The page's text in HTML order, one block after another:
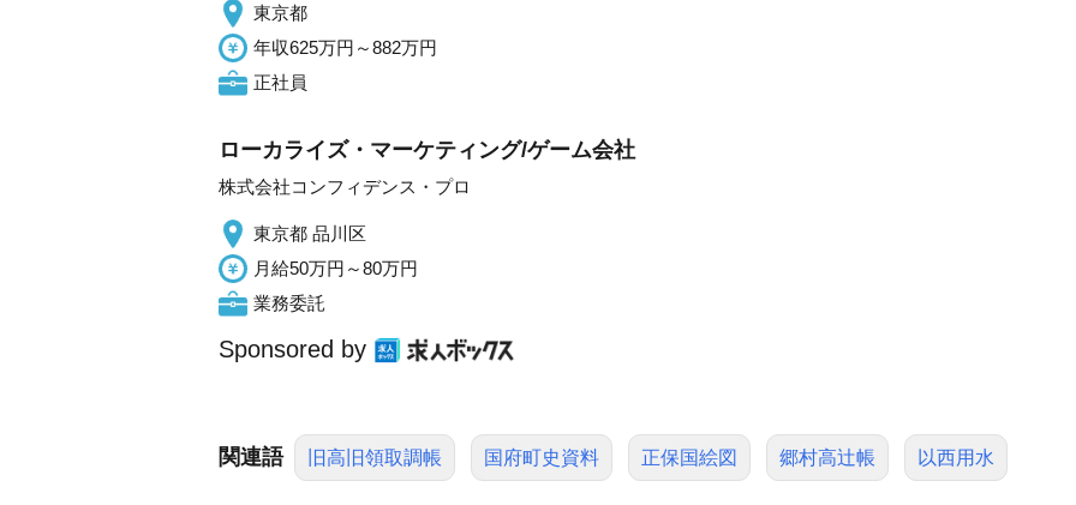
東京都
年収625万円～882万円
正社員
ローカライズ・マーケティング/ゲーム会社
株式会社コンフィデンス・プロ
東京都 品川区
月給50万円～80万円
業務委託
Sponsored by
関連語 旧高旧領取調帳 国府町史資料 正保国絵図 郷村高辻帳 以西用水